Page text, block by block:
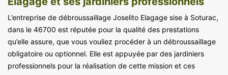
L’entreprise de débroussaillage Joselito Elagage sise à Soturac,
dans le 46700 est réputée pour la qualité des prestations
qu’elle assure, que vous vouliez procéder à un débroussaillage
obligatoire ou optionnel. Elle est appuyée par des jardiniers
professionnels pour la réalisation de cette mission et ces